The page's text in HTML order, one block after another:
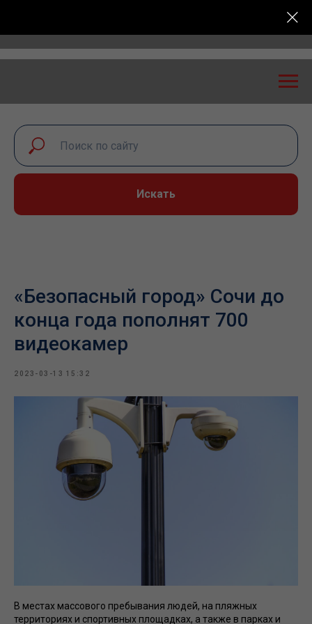
конференция «Транспортная безопасность:
Искать
«Безопасный город» Сочи до
конца года пополнят 700
видеокамер
2023-03-13 15:32
В местах массового пребывания людей, на пляжных
территориях и спортивных площадках, а также в парках и